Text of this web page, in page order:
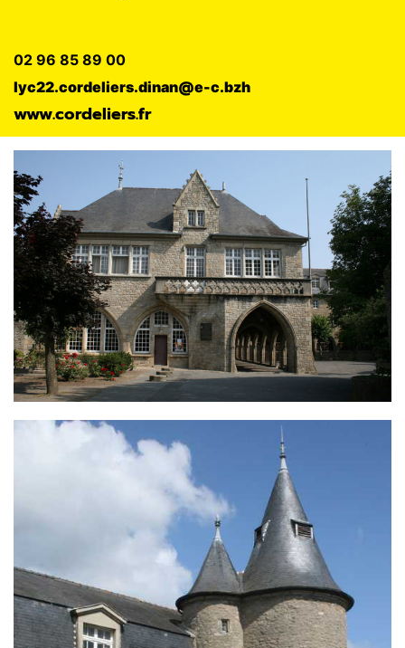
02 96 85 89 00
lyc22.cordeliers.dinan@e-c.bzh
www.cordeliers.fr